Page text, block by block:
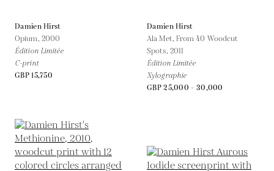
Damien Hirst
Opium, 2000
Édition Limitée
C-print
GBP 15,750
Damien Hirst
Ala Met, From 40 Woodcut
Spots, 2011
Édition Limitée
Xylographie
GBP 25,000 - 30,000